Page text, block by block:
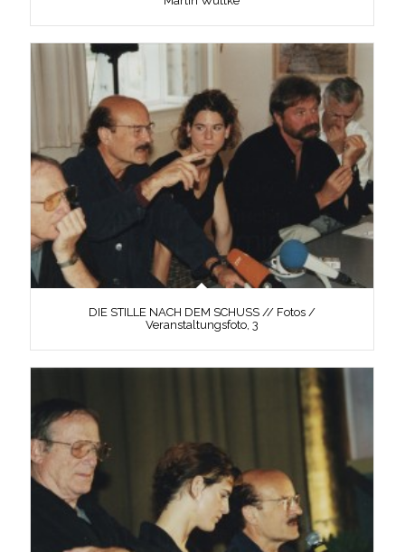
DIE STILLE NACH DEM SCHUSS // Fotos /
Veranstaltungsfoto, 3